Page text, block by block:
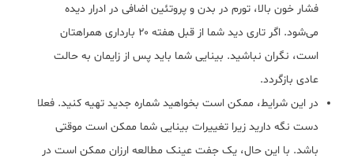
فشار خون بالا، تورم در بدن و پروتئین اضافی در ادرار دیده
می‌شود. اگر تاری دید شما از قبل هفته ۲۰ بارداری همراهتان
است، نگران نباشید. بینایی شما باید پس از زایمان به حالت
عادی بازگردد.
در این شرایط، ممکن است بخواهید شماره جدید تهیه کنید. فعلا
دست نگه دارید زیرا تغییرات بینایی شما ممکن است موقتی
باشد. با این حال، یک جفت عینک مطالعه ارزان ممکن است در